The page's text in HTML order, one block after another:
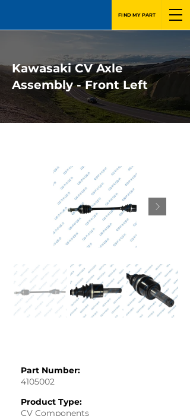
FIND MY PART
Kawasaki CV Axle
Assembly - Front Left
Part Number:
4105002
Product Type:
CV Components